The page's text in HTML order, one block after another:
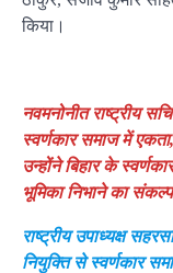
किया।
नवमनोनीत राष्ट्रीय
स्वर्णकार समाज में
उन्होंने बिहार के
भूमिका निभाने का
राष्ट्रीय उपाध्यक्ष
नियुक्ति से स्वर्णकार